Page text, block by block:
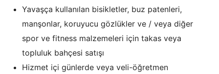
Yavaşça kullanılan bisikletler, buz patenleri,
manşonlar, koruyucu gözlükler ve / veya diğer
spor ve fitness malzemeleri için takas veya
topluluk bahçesi satışı
Hizmet içi günlerde veya veli-öğretmen